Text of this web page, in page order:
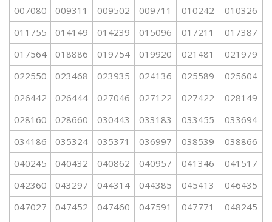
007080
009311 009502 009711 010242
010326
011755
014149 014239 015096 017211
017387
017564
018886 019754 019920 021481
021979
022550
023468 023935 024136 025589
025604
026442
026444 027046 027122 027422
028149
028160
028660 030443 033183 033455
033694
034186
035324 035371 036997 038539
038866
040245
040432 040862 040957 041346
041517
042360
043297 044314 044385 045413
046435
047027
047452 047460 047591 047771
048245